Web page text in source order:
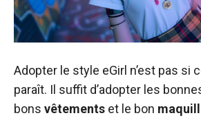
Adopter le style eGirl n’est pas si
paraît. Il suffit d’adopter les
bons vêtements et le bon